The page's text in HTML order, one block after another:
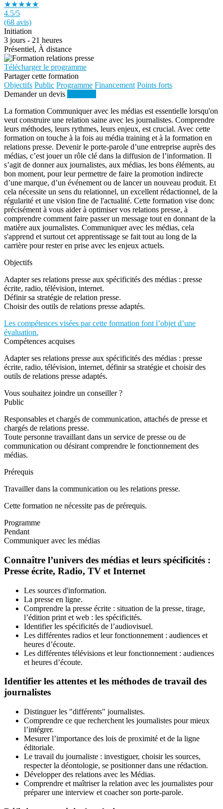
★★★★★
4.5/5
(68 avis)
Initiation
3 jours - 21 heures
Présentiel, À distance
Télécharger le programme
Partager cette formation
Objectifs Public Programme Financement Points forts
Demander un devis
La formation Communiquer avec les médias est essentielle lorsqu'on
veut construire une relation saine avec les journalistes. Comprendre
leurs méthodes, leurs rythmes, leurs enjeux, est crucial. Avec cette
formation on touche à la fois au média training et à la formation en
relations presse. Devenir le porte-parole d’une entreprise auprès des
médias, c’est jouer un rôle clé dans la diffusion de l’information. Il
s’agit de donner aux journalistes, aux médias, les bons éléments, au
bon moment, pour leur permettre de faire la promotion indirecte
d’une marque, d’un événement ou de lancer un nouveau produit. Et
cela nécessite un sens du relationnel, un excellent rédactionnel, de la
régularité et une vision fine de l'actualité. Cette formation vise donc
précisément à vous aider à optimiser vos relations presse, à
comprendre comment faire passer un message tout en donnant de la
matière aux journalistes. Communiquer avec les médias, cela
s'apprend et surtout cet apprentissage se fait tout au long de la
carrière pour rester en prise avec les enjeux actuels.
Objectifs
Adapter ses relations presse aux spécificités des médias : presse
écrite, radio, télévision, internet.
Définir sa stratégie de relation presse.
Choisir des outils de relations presse adaptés.
Les compétences visées par cette formation font l’objet d’une
évaluation.
Compétences acquises
Adapter ses relations presse aux spécificités des médias : presse
écrite, radio, télévision, internet, définir sa stratégie et choisir des
outils de relations presse adaptés.
Vous souhaitez joindre un conseiller ?
Public
Responsables et chargés de communication, attachés de presse et
chargés de relations presse.
Toute personne travaillant dans un service de presse ou de
communication ou désirant comprendre le fonctionnement des
médias.
Prérequis
Travailler dans la communication ou les relations presse.
Cette formation ne nécessite pas de prérequis.
Programme
Pendant
Communiquer avec les médias
Connaître l’univers des médias et leurs spécificités :
Presse écrite, Radio, TV et Internet
Les sources d'information.
La presse en ligne.
Comprendre la presse écrite : situation de la presse, tirage,
l’édition print et web : les spécificités.
Identifier les spécificités de l’audiovisuel.
Les différentes radios et leur fonctionnement : audiences et
heures d’écoute.
Les différentes télévisions et leur fonctionnement : audiences
et heures d’écoute.
Identifier les attentes et les méthodes de travail des
journalistes
Distinguer les "différents" journalistes.
Comprendre ce que recherchent les journalistes pour mieux
l’intégrer.
Mesurer l’importance des lois de proximité et de la ligne
éditoriale.
Le travail du journaliste : investiguer, choisir les sources,
respecter la déontologie, se positionner dans une rédaction.
Développer des relations avec les Médias.
Comprendre et maîtriser la relation avec les journalistes pour
préparer une interview et coacher son porte-parole.